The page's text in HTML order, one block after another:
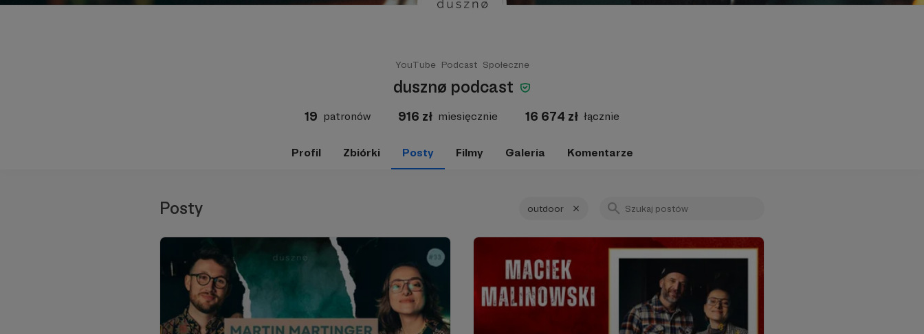
YouTube Podcast Społeczne
dusznø podcast
19 patronów 916 zł miesięcznie 16 674 zł łącznie
Profil Zbiórki Posty Filmy Galeria Komentarze
Posty outdoor